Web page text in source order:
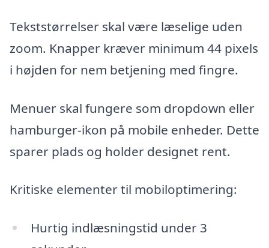
Tekststørrelser skal være læselige uden
zoom. Knapper kræver minimum 44 pixels
i højden for nem betjening med fingre.
Menuer skal fungere som dropdown eller
hamburger-ikon på mobile enheder. Dette
sparer plads og holder designet rent.
Kritiske elementer til mobiloptimering:
Hurtig indlæsningstid under 3